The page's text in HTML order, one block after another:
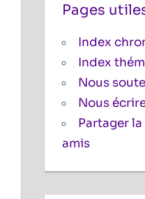
Pages
Index
Index
Nous
Nous
Partager
amis